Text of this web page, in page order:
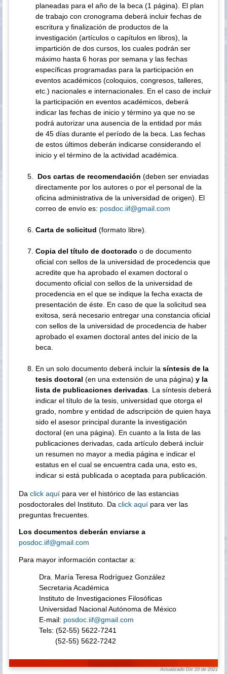
planeadas para el año de la beca (1 página). El plan
de trabajo con cronograma deberá incluir fechas de
escritura y finalización de productos de la
investigación (artículos o capítulos en libros), la
impartición de dos cursos, los cuales podrán ser
máximo hasta 6 horas por semana y las fechas
específicas programadas para la participación en
eventos académicos (coloquios, congresos, talleres,
etc.) nacionales e internacionales. En el caso de incluir
la participación en eventos académicos, deberá
indicar las fechas de inicio y término ya que no se
podrá autorizar una ausencia de la entidad por más
de 45 días durante el período de la beca. Las fechas
de estos últimos deberán indicarse considerando el
inicio y el término de la actividad académica.
Dos cartas de recomendación (deben ser enviadas
directamente por los autores o por el personal de la
oficina administrativa de la universidad de origen). El
correo de envío es: posdoc.iif@gmail.com
Carta de solicitud (formato libre).
Copia del título de doctorado o de documento
oficial con sellos de la universidad de procedencia que
acredite que ha aprobado el examen doctoral o
documento oficial con sellos de la universidad de
procedencia en el que se indique la fecha exacta de
presentación de éste. En caso de que la solicitud sea
exitosa, será necesario entregar una constancia oficial
con sellos de la universidad de procedencia de haber
aprobado el examen doctoral antes del inicio de la
beca.
En un solo documento deberá incluir lasíntesis de la
tesis doctoral (en una extensión de una página)y la
lista de publicaciones derivadas. La síntesis deberá
indicar el título de la tesis, universidad que otorga el
grado, nombre y entidad de adscripción de quien haya
sido el asesor principal durante la investigación
doctoral (en una página). En cuanto a la lista de las
publicaciones derivadas, cada artículo deberá incluir
un resumen no mayor a media página e indicar el
estatus en el cual se encuentra cada una, esto es,
indicar si está publicada o aceptada para publicación.
Da click aquí para ver el histórico de las estancias
posdoctorales del Instituto. Daclick aquí para ver las
preguntas frecuentes.
Los documentos deberán enviarse a
posdoc.iif@gmail.com
Para mayor información contactar a:
Dra. María Teresa Rodríguez González
Secretaria Académica
Instituto de Investigaciones Filosóficas
Universidad Nacional Autónoma de México
E-mail: posdoc.iif@gmail.com
Tels: (52-55) 5622-7241
(52-55) 5622-7242
Actualizado Dic 10 de 2021